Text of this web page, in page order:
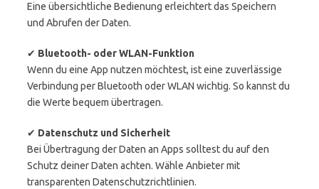
Eine übersichtliche Bedienung erleichtert das Speichern
und Abrufen der Daten.
✔ Bluetooth- oder WLAN-Funktion
Wenn du eine App nutzen möchtest, ist eine zuverlässige
Verbindung per Bluetooth oder WLAN wichtig. So kannst du
die Werte bequem übertragen.
✔ Datenschutz und Sicherheit
Bei Übertragung der Daten an Apps solltest du auf den
Schutz deiner Daten achten. Wähle Anbieter mit
transparenten Datenschutzrichtlinien.